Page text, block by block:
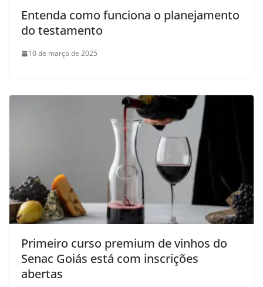
Entenda como funciona o planejamento
do testamento
10 de março de 2025
Primeiro curso premium de vinhos do
Senac Goiás está com inscrições
abertas